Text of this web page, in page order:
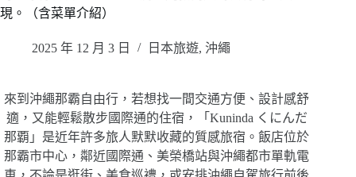
現。（含菜單介紹）
2025 年 12 月 3 日 日本旅遊, 沖繩
來到沖繩那霸自由行，若想找一間交通方便、設計感舒
適，又能輕鬆散步國際通的住宿，「Kuninda くにんだ
那覇」是近年許多旅人默默收藏的質感旅宿。飯店位於
那霸市中心，鄰近國際通、美榮橋站與沖繩都市單軌電